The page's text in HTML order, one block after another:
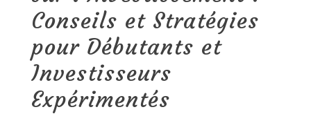
Conseils et Stratégies
pour Débutants et
Investisseurs
Expérimentés